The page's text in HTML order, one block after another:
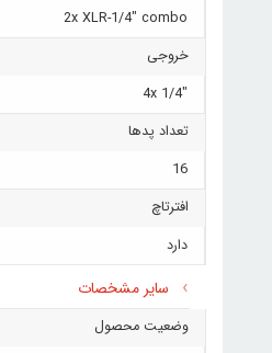
2x XLR-1/4" combo
خروجی
"4x 1/4
تعداد پدها
16
افترتاچ
دارد
سایر مشخصات
وضعیت محصول